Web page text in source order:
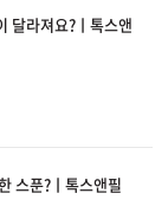
달라져요?ㅣ톡스앤
스푼?ㅣ톡스앤필